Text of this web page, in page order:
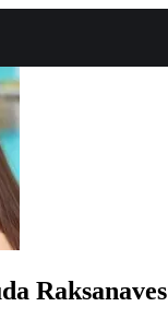
Raksanaves